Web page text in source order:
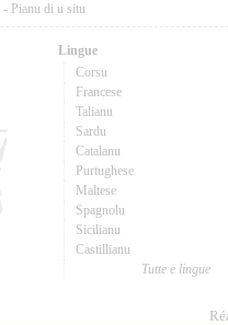
- Pianu di u situ
Lingue
Corsu
Francese
Talianu
Sardu
Catalanu
Purtughese
Maltese
Spagnolu
Sicilianu
Castillianu
Tutte e lingue